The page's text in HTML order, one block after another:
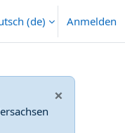
umschalten
‎(de)‎ Anmelden
×